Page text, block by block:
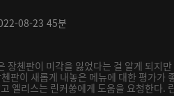
08-23 45분
장첸판이 미각을 잃었다는 걸 알게 되지만
판이 새롭게 내놓은 메뉴에 대한 평가가
엘리스는 린커쑹에게 도움을 요청한다.